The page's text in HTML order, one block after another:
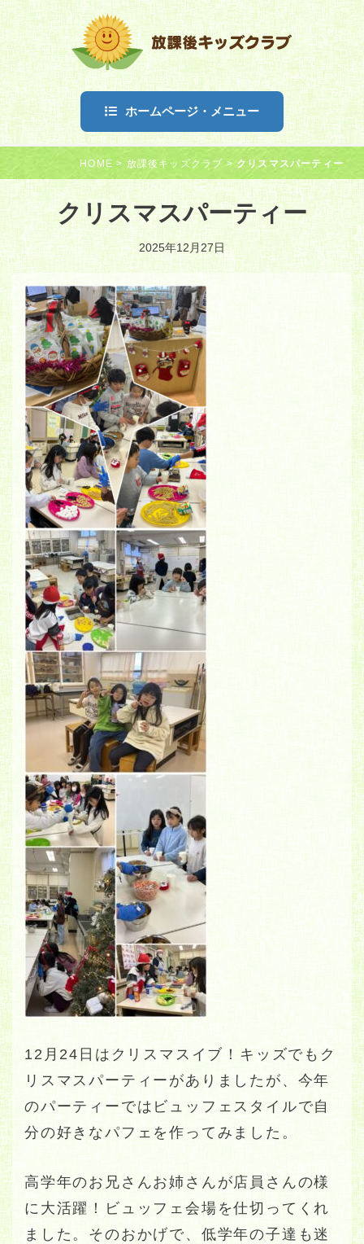
ホームページ・メニュー
HOME > 放課後キッズクラブ > クリスマスパーティー
クリスマスパーティー
2025年12月27日
12月24日はクリスマスイブ！キッズでもク
リスマスパーティーがありましたが、今年
のパーティーではビュッフェスタイルで自
分の好きなパフェを作ってみました。
高学年のお兄さんお姉さんが店員さんの様
に大活躍！ビュッフェ会場を仕切ってくれ
ました。そのおかげで、低学年の子達も迷